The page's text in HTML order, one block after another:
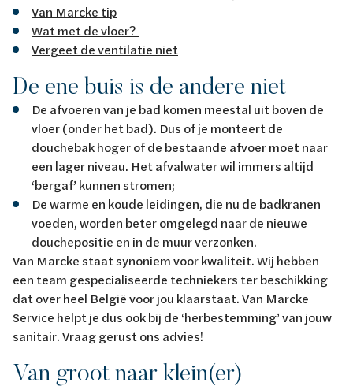
Van Marcke tip
Wat met de vloer?
Vergeet de ventilatie niet
De ene buis is de andere niet
De afvoeren van je bad komen meestal uit boven de
vloer (onder het bad). Dus of je monteert de
douchebak hoger of de bestaande afvoer moet naar
een lager niveau. Het afvalwater wil immers altijd
‘bergaf’ kunnen stromen;
De warme en koude leidingen, die nu de badkranen
voeden, worden beter omgelegd naar de nieuwe
douchepositie en in de muur verzonken.
Van Marcke staat synoniem voor kwaliteit. Wij hebben
een team gespecialiseerde techniekers ter beschikking
dat over heel België voor jou klaarstaat. Van Marcke
Service helpt je dus ook bij de ‘herbestemming’ van jouw
sanitair. Vraag gerust ons advies!
Van groot naar klein(er)